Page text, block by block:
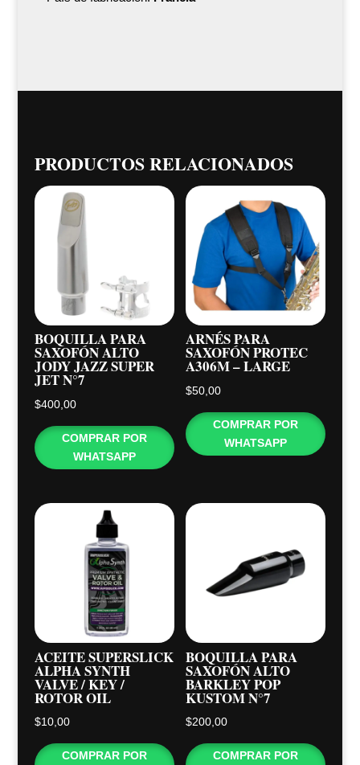
PRODUCTOS RELACIONADOS
BOQUILLA PARA
SAXOFÓN ALTO
JODY JAZZ SUPER
JET N°7
$400,00
COMPRAR POR
WHATSAPP
ARNÉS PARA
SAXOFÓN PROTEC
A306M – LARGE
$50,00
COMPRAR POR
WHATSAPP
ACEITE SUPERSLICK
ALPHA SYNTH
VALVE / KEY /
ROTOR OIL
$10,00
COMPRAR POR
BOQUILLA PARA
SAXOFÓN ALTO
BARKLEY POP
KUSTOM N°7
$200,00
COMPRAR POR